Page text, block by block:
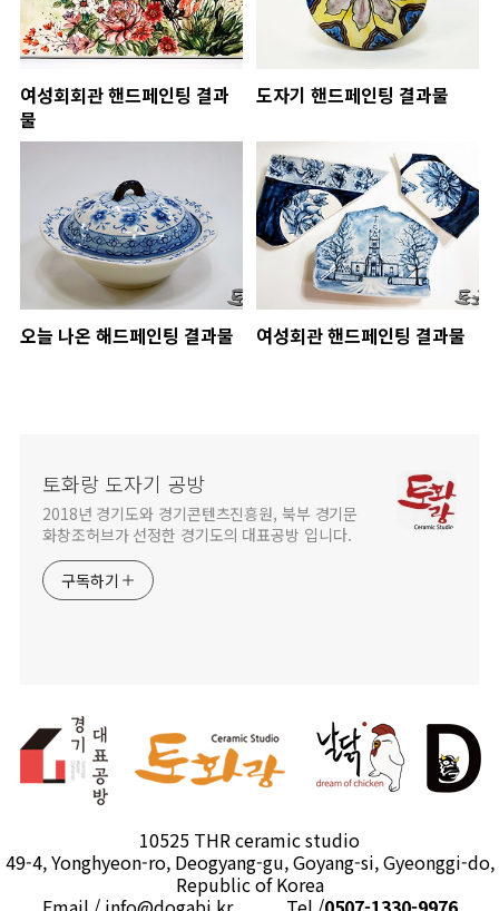
여성회회관 핸드페인팅 결과
물
도자기 핸드페인팅 결과물
오늘 나온 해드페인팅 결과물 여성회관 핸드페인팅 결과물
토화랑 도자기 공방
2018년 경기도와 경기콘텐츠진흥원, 북부 경기문
화창조허브가 선정한 경기도의 대표공방 입니다.
구독하기
10525 THR ceramic studio
49-4, Yonghyeon-ro, Deogyang-gu, Goyang-si, Gyeonggi-do,
Republic of Korea